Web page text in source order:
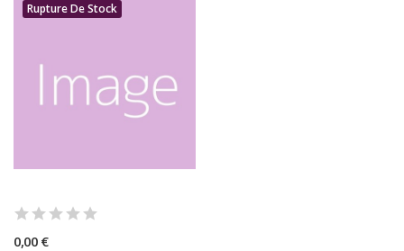
Rupture De Stock
0,00 €